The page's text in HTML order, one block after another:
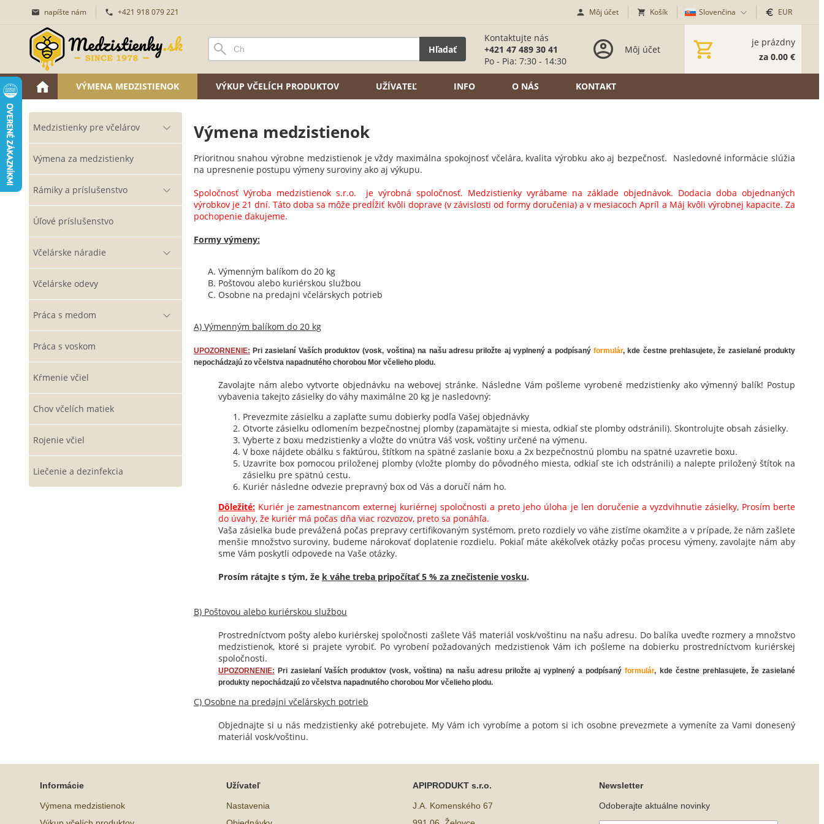
napíšte nám +421 918 079 221 Môj účet Košík Slovenčina EUR
Hľadať
Kontaktujte nás
+421 47 489 30 41
Po - Pia: 7:30 - 14:30
Môj účet
je prázdny
za 0.00 €
VÝMENA MEDZISTIENOK VÝKUP VČELÍCH PRODUKTOV UŽÍVATEĽ INFO O NÁS KONTAKT
Medzistienky pre včelárov
Výmena za medzistienky
Rámiky a príslušenstvo
Úľové príslušenstvo
Včelárske náradie
Včelárske odevy
Práca s medom
Práca s voskom
Kŕmenie včiel
Chov včelích matiek
Rojenie včiel
Liečenie a dezinfekcia
Výmena medzistienok
Prioritnou snahou výrobne medzistienok je vždy maximálna spokojnosť včelára, kvalita výrobku ako aj bezpečnosť. Nasledovné informácie slúžia
na upresnenie postupu výmeny suroviny ako aj výkupu.
Spoločnosť Výroba medzistienok s.r.o. je výrobná spoločnosť. Medzistienky vyrábame na základe objednávok. Dodacia doba objednaných
výrobkov je 21 dní. Táto doba sa môže predĺžiť kvôli doprave (v závislosti od formy doručenia) a v mesiacoch Apríl a Máj kvôli výrobnej kapacite. Za
pochopenie ďakujeme.
Formy výmeny:
Výmenným balíkom do 20 kg
Poštovou alebo kuriérskou službou
Osobne na predajni včelárskych potrieb
A) Výmenným balíkom do 20 kg
UPOZORNENIE: Pri zasielaní Vaších produktov (vosk, voština) na našu adresu priložte aj vyplnený a podpísaný formulár, kde čestne prehlasujete, že zasielané produkty
nepochádzajú zo včelstva napadnutého chorobou Mor včelieho plodu.
Zavolajte nám alebo vytvorte objednávku na webovej stránke. Následne Vám pošleme vyrobené medzistienky akovýmenný balík! Postup
vybavenia takejto zásielky do váhy maximálne 20 kg je nasledovný:
Prevezmite zásielku a zaplaťte sumu dobierky podľa Vašej objednávky
Otvorte zásielku odlomením bezpečnostnej plomby (zapamätajte si miesta, odkiaľ ste plomby odstránili). Skontrolujte obsah zásielky.
Vyberte z boxu medzistienky a vložte do vnútra Váš vosk, voštiny určené na výmenu.
V boxe nájdete obálku s faktúrou, štítkom na spätné zaslanie boxu a 2x bezpečnostnú plombu na spätné uzavretie boxu.
Uzavrite box pomocou priloženej plomby (vložte plomby do pôvodného miesta, odkiaľ ste ich odstránili) a nalepte priložený štítok na
zásielku pre spätnú cestu.
Kuriér následne odvezie prepravný box od Vás a doručí nám ho.
Dôležité:Kuriér je zamestnancom externej kuriérnej spoločnosti a preto jeho úloha je len doručenie a vyzdvihnutie zásielky, Prosím berte
do úvahy, že kuriér má počas dňa viac rozvozov, preto sa ponáhľa.
Vaša zásielka bude prevážená počas prepravy certifikovaným systémom, preto rozdiely vo váhe zistíme okamžite a v prípade, že nám zašlete
menšie množstvo suroviny, budeme nárokovať doplatenie rozdielu. Pokiaľ máte akékoľvek otázky počas procesu výmeny, zavolajte nám aby
sme Vám poskytli odpovede na Vaše otázky.
Prosím rátajte s tým, že k váhe treba pripočítať 5 % za znečistenie vosku.
B)Poštovou alebo kuriérskou službou
Prostredníctvom pošty alebo kuriérskej spoločnosti zašlete Váš materiál vosk/voštinu na našu adresu. Do balíka uveďte rozmery a množstvo
medzistienok, ktoré si prajete vyrobiť. Po vyrobení požadovaných medzistienok Vám ich pošleme na dobierku prostredníctvom kuriérskej
spoločnosti.
UPOZORNENIE: Pri zasielaní Vaších produktov (vosk, voština) na našu adresu priložte aj vyplnený a podpísanýformulár, kde čestne prehlasujete, že zasielané
produkty nepochádzajú zo včelstva napadnutého chorobou Mor včelieho plodu.
C) Osobne na predajni včelárskych potrieb
Objednajte si u nás medzistienky aké potrebujete. My Vám ich vyrobíme a potom si ich osobne prevezmete a vymeníte za Vami donesený
materiál vosk/voštinu.
Informácie
Výmena medzistienok
Užívateľ
Nastavenia
APIPRODUKT s.r.o.
J.A. Komenského 67
Newsletter
Odoberajte aktuálne novinky